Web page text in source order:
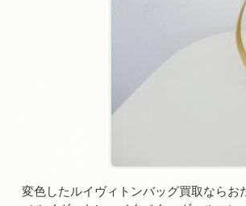
変色したルイヴィトンバッグ買取ならお